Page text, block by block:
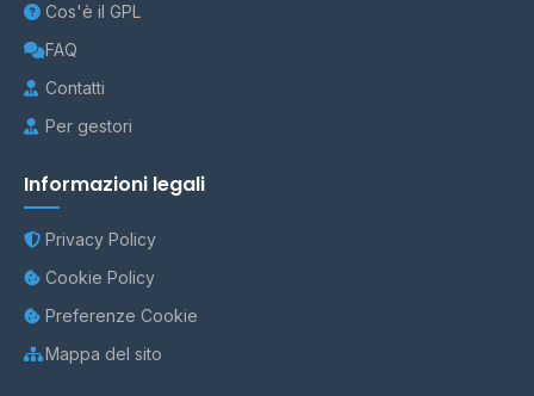
Cos'è il GPL
FAQ
Contatti
Per gestori
Informazioni legali
Privacy Policy
Cookie Policy
Preferenze Cookie
Mappa del sito